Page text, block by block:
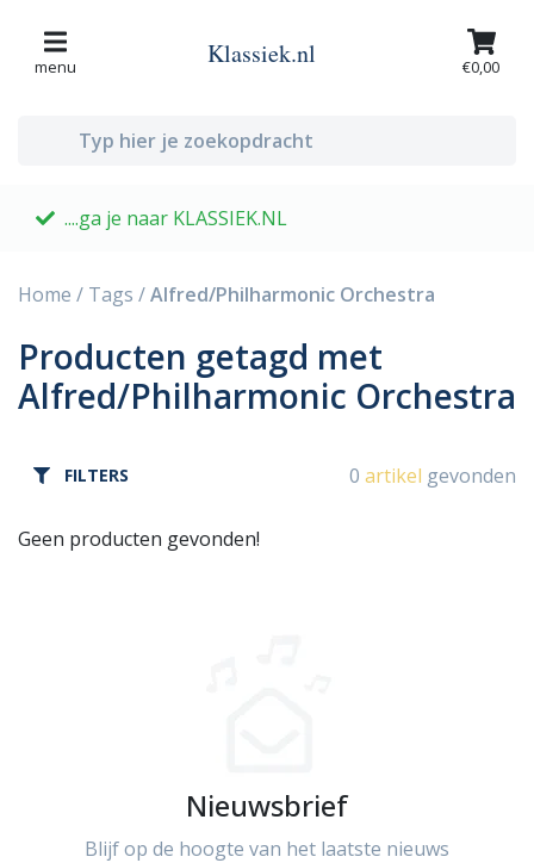
menu Klassiek.nl €0,00
....ga je naar KLASSIEK.NL
Home / Tags /Alfred/Philharmonic Orchestra
Producten getagd met
Alfred/Philharmonic Orchestra
FILTERS 0 artikel gevonden
Geen producten gevonden!
Nieuwsbrief
Blijf op de hoogte van het laatste nieuws